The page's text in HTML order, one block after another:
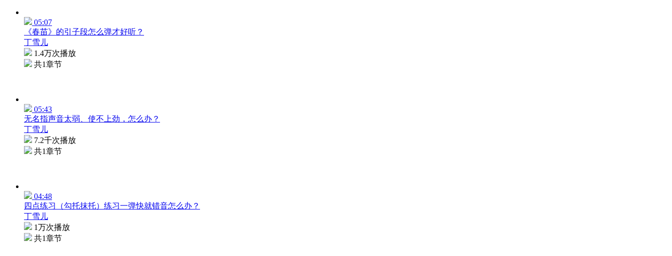
05:07
《春苗》的引子段怎么弹才好听？
丁雪儿
1.4万次播放
共1章节
05:43
无名指声音太弱、使不上劲，怎么办？
丁雪儿
7.2千次播放
共1章节
04:48
四点练习（勾托抹托）练习一弹快就错音怎么办？
丁雪儿
1万次播放
共1章节